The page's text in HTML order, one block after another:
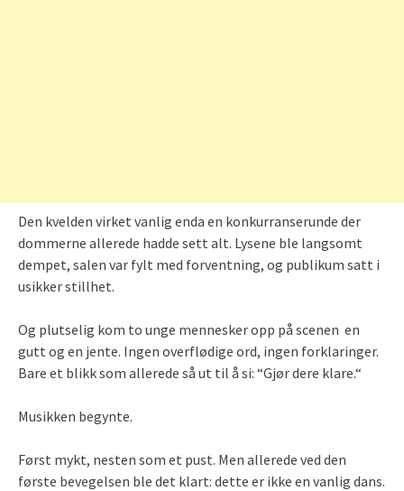
Den kvelden virket vanlig enda en konkurranserunde der
dommerne allerede hadde sett alt. Lysene ble langsomt
dempet, salen var fylt med forventning, og publikum satt i
usikker stillhet.
Og plutselig kom to unge mennesker opp på scenen en
gutt og en jente. Ingen overflødige ord, ingen forklaringer.
Bare et blikk som allerede så ut til å si: “Gjør dere klare.“
Musikken begynte.
Først mykt, nesten som et pust. Men allerede ved den
første bevegelsen ble det klart: dette er ikke en vanlig dans.